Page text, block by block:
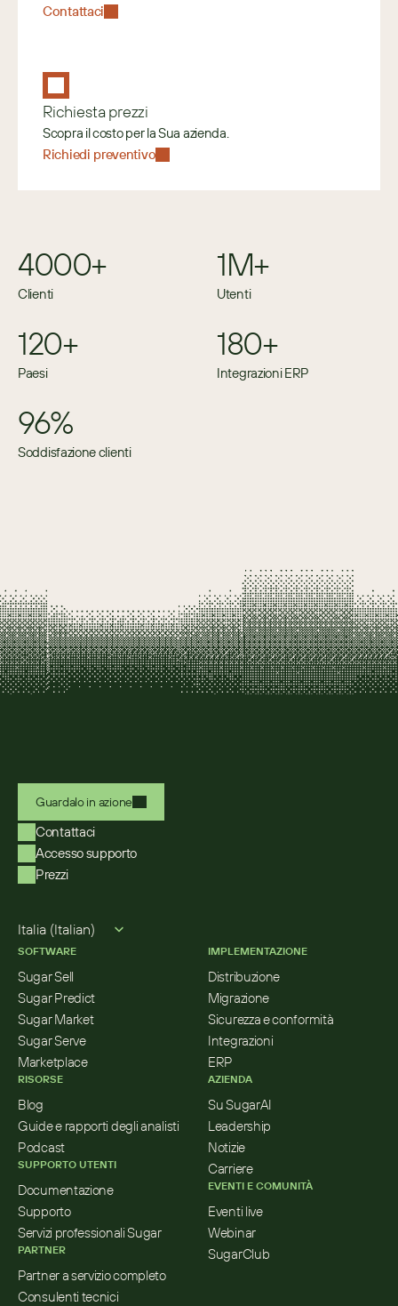
Contattaci
Richiesta prezzi
Scopra il costo per la Sua azienda.
Richiedi preventivo
4000+
Clienti
1M+
Utenti
120+
Paesi
180+
Integrazioni ERP
96%
Soddisfazione clienti
Guardalo in azione
Contattaci
Accesso supporto
Prezzi
Italia (Italian)
SOFTWARE
Sugar Sell
Sugar Predict
Sugar Market
Sugar Serve
Marketplace
RISORSE
Blog
Guide e rapporti degli analisti
Podcast
SUPPORTO UTENTI
Documentazione
Supporto
Servizi professionali Sugar
PARTNER
Partner a servizio completo
Consulenti tecnici
IMPLEMENTAZIONE
Distribuzione
Migrazione
Sicurezza e conformità
Integrazioni
ERP
AZIENDA
Su SugarAI
Leadership
Notizie
Carriere
EVENTI E COMUNITÀ
Eventi live
Webinar
SugarClub